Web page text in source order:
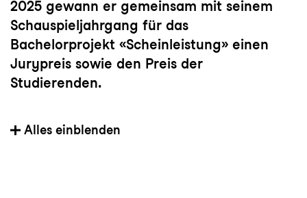
2025 gewann er gemeinsam mit seinem
Schauspieljahrgang für das
Bachelorprojekt «Scheinleistung» einen
Jurypreis sowie den Preis der
Studierenden.
Jacob Hagemeyer ist in der Spielzeit
2025/26 Mitglied im Schauspielstudio am
Alles einblenden